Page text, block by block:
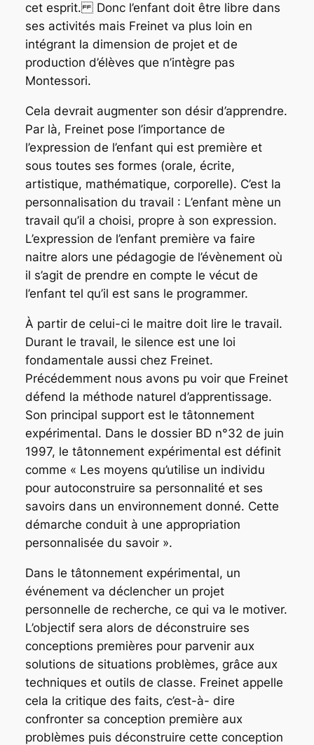
cet esprit.
Donc l’enfant doit être libre dans
ses activités mais Freinet va plus loin en
intégrant la dimension de projet et de
production d’élèves que n’intègre pas
Montessori.
Cela devrait augmenter son désir d’apprendre.
Par là, Freinet pose l’importance de
l’expression de l’enfant qui est première et
sous toutes ses formes (orale, écrite,
artistique, mathématique, corporelle). C’est la
personnalisation du travail : L’enfant mène un
travail qu’il a choisi, propre à son expression.
L’expression de l’enfant première va faire
naitre alors une pédagogie de l’évènement où
il s’agit de prendre en compte le vécut de
l’enfant tel qu’il est sans le programmer.
À partir de celui-ci le maitre doit lire le travail.
Durant le travail, le silence est une loi
fondamentale aussi chez Freinet.
Précédemment nous avons pu voir que Freinet
défend la méthode naturel d’apprentissage.
Son principal support est le tâtonnement
expérimental. Dans le dossier BD n°32 de juin
1997, le tâtonnement expérimental est définit
comme « Les moyens qu’utilise un individu
pour autoconstruire sa personnalité et ses
savoirs dans un environnement donné. Cette
démarche conduit à une appropriation
personnalisée du savoir ».
Dans le tâtonnement expérimental, un
événement va déclencher un projet
personnelle de recherche, ce qui va le motiver.
L’objectif sera alors de déconstruire ses
conceptions premières pour parvenir aux
solutions de situations problèmes, grâce aux
techniques et outils de classe. Freinet appelle
cela la critique des faits, c’est-à- dire
confronter sa conception première aux
problèmes puis déconstruire cette conception